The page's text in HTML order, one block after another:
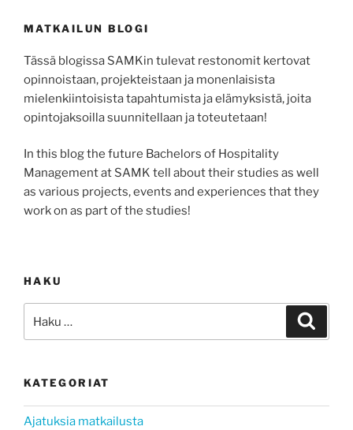
MATKAILUN BLOGI
Tässä blogissa SAMKin tulevat restonomit kertovat
opinnoistaan, projekteistaan ja monenlaisista
mielenkiintoisista tapahtumista ja elämyksistä, joita
opintojaksoilla suunnitellaan ja toteutetaan!
In this blog the future Bachelors of Hospitality
Management at SAMK tell about their studies as well
as various projects, events and experiences that they
work on as part of the studies!
HAKU
KATEGORIAT
Ajatuksia matkailusta